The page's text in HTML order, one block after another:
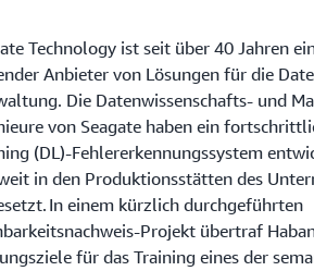
Technology ist seit über 40 Jahren
Anbieter von Lösungen für die
Die Datenwissenschafts- und
von Seagate haben ein
(DL)-Fehlererkennungssystem
in den Produktionsstätten des
In einem kürzlich durchgeführten
Projekt übertraf
für das Training eines der